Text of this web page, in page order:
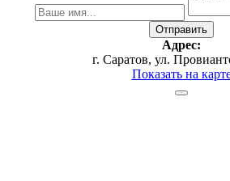
Адрес:
г. Саратов, ул.
Показать на